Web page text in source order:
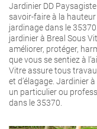
Jardinier DD
savoir-faire à la
jardinage dans le
jardinier à Breal Sous
améliorer, protéger,
que vous se sentiez à
Vitre assure tous
et d’élagage. Jardinier
un particulier ou
dans le 35370.